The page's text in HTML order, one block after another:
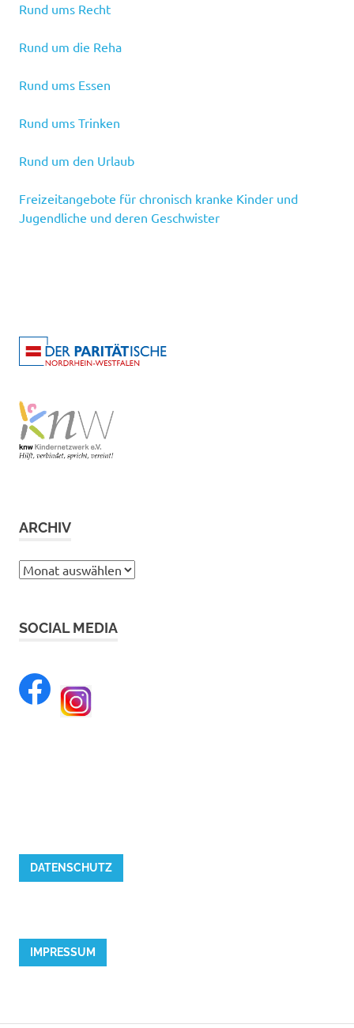
Rund ums Recht
Rund um die Reha
Rund ums Essen
Rund ums Trinken
Rund um den Urlaub
Freizeitangebote für chronisch kranke Kinder und
Jugendliche und deren Geschwister
ARCHIV
Archiv
SOCIAL MEDIA
DATENSCHUTZ
IMPRESSUM